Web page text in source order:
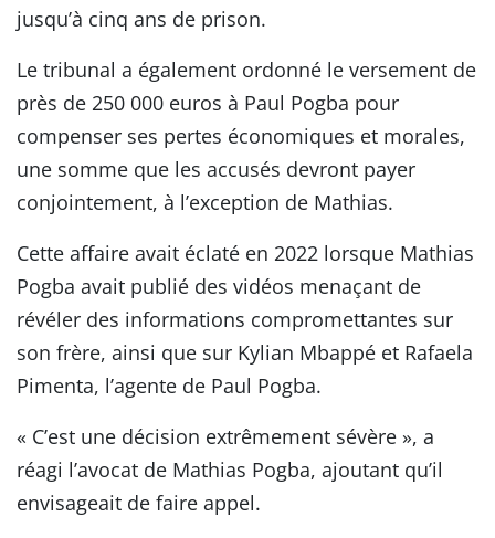
jusqu’à cinq ans de prison.
Le tribunal a également ordonné le versement de
près de 250 000 euros à Paul Pogba pour
compenser ses pertes économiques et morales,
une somme que les accusés devront payer
conjointement, à l’exception de Mathias.
Cette affaire avait éclaté en 2022 lorsque Mathias
Pogba avait publié des vidéos menaçant de
révéler des informations compromettantes sur
son frère, ainsi que sur Kylian Mbappé et Rafaela
Pimenta, l’agente de Paul Pogba.
« C’est une décision extrêmement sévère », a
réagi l’avocat de Mathias Pogba, ajoutant qu’il
envisageait de faire appel.